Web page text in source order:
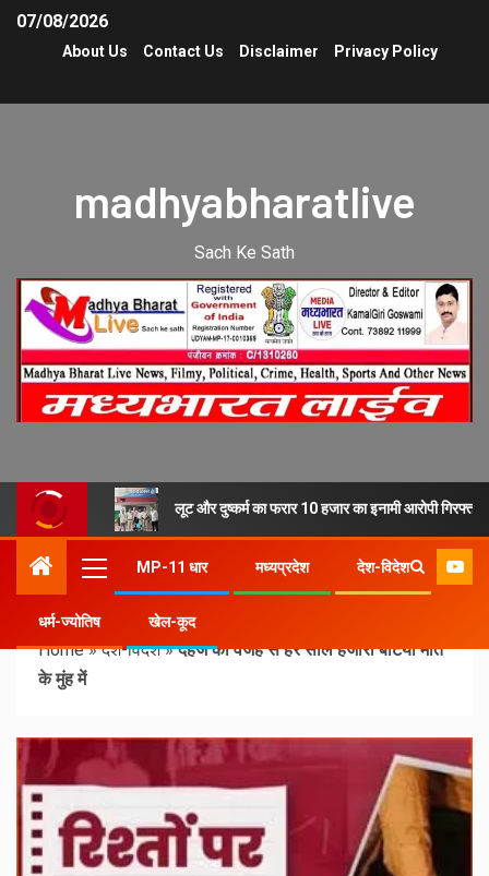
07/08/2026
About Us Contact Us Disclaimer Privacy Policy
madhyabharatlive
Sach Ke Sath
लूट और दुष्कर्म का फरार 10 हजार का इनामी आरोपी गिरफ्तार
MP-11 धार मध्यप्रदेश देश-विदेश
धर्म-ज्योतिष खेल-कूद
Home»देश-विदेश»दहेज की वजह से हर साल हजारों बेटियां मौत
के मुंह में